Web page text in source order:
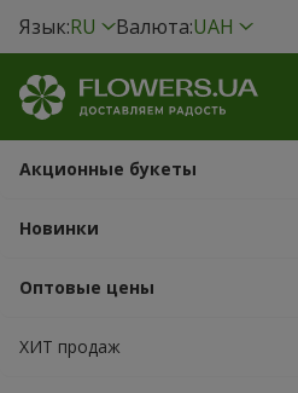
Язык:RU Валюта:UAH
Акционные букеты
Новинки
Оптовые цены
ХИТ продаж